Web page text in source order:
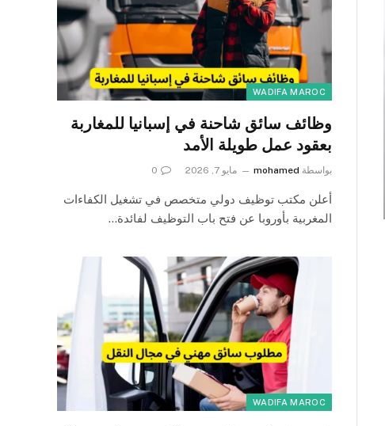
WADIFA MAROC
وظائف سائق شاحنة في إسبانيا للمغاربة
بعقود عمل طويلة الأمد
بواسطة mohamed مايو 7, 2026 0
أعلن مكتب توظيف دولي متخصص في تشغيل الكفاءات
المغربية بأوروبا عن فتح باب التوظيف لفائدة…
WADIFA MAROC